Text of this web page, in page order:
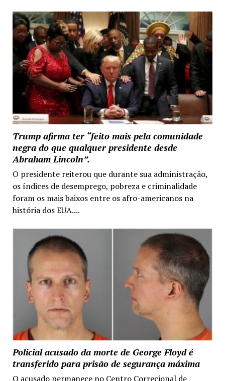
Trump afirma ter “feito mais pela comunidade
negra do que qualquer presidente desde
Abraham Lincoln”.
O presidente reiterou que durante sua administração,
os índices de desemprego, pobreza e criminalidade
foram os mais baixos entre os afro-americanos na
história dos EUA....
Policial acusado da morte de George Floyd é
transferido para prisão de segurança máxima
O acusado permanece no Centro Correcional de